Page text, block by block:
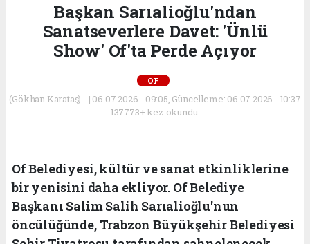
Başkan Sarıalioğlu'ndan
Sanatseverlere Davet: 'Ünlü
Show' Of'ta Perde Açıyor
OF
(Gökhan Karataş) - | 06.07.2026 - 09:05, Güncelleme: 06.07.2026 - 10:37
137773+ kez okundu.
Of Belediyesi, kültür ve sanat etkinliklerine
bir yenisini daha ekliyor. Of Belediye
Başkanı Salim Salih Sarıalioğlu'nun
öncülüğünde, Trabzon Büyükşehir Belediyesi